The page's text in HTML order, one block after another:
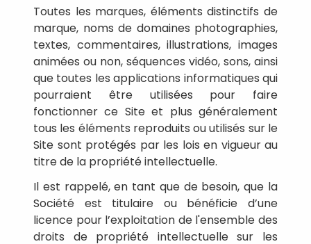
Toutes les marques, éléments distinctifs de
marque, noms de domaines photographies,
textes, commentaires, illustrations, images
animées ou non, séquences vidéo, sons, ainsi
que toutes les applications informatiques qui
pourraient être utilisées pour faire
fonctionner ce Site et plus généralement
tous les éléments reproduits ou utilisés sur le
Site sont protégés par les lois en vigueur au
titre de la propriété intellectuelle.
Il est rappelé, en tant que de besoin, que la
Société est titulaire ou bénéficie d’une
licence pour l’exploitation de l'ensemble des
droits de propriété intellectuelle sur les